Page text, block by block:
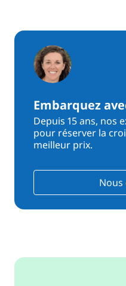
Embarquez
Depuis 15 ans, nos
pour réserver la
meilleur prix.